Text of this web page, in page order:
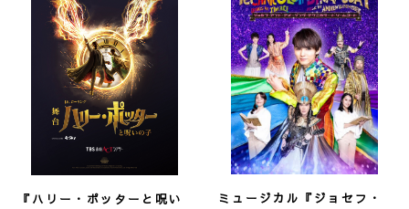
『ハリー・ポッターと呪い
ミュージカル『ジョセフ・